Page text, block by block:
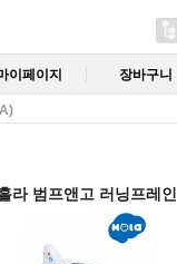
이페이지 장바구니
라 범프앤고 러닝프레인